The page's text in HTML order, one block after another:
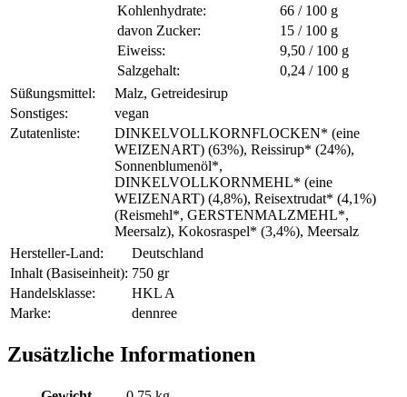
Kohlenhydrate:
66 / 100 g
davon Zucker:
15 / 100 g
Eiweiss:
9,50 / 100 g
Salzgehalt:
0,24 / 100 g
Süßungsmittel:
Malz, Getreidesirup
Sonstiges:
vegan
Zutatenliste:
DINKELVOLLKORNFLOCKEN* (eine
WEIZENART) (63%), Reissirup* (24%),
Sonnenblumenöl*,
DINKELVOLLKORNMEHL* (eine
WEIZENART) (4,8%), Reisextrudat* (4,1%)
(Reismehl*, GERSTENMALZMEHL*,
Meersalz), Kokosraspel* (3,4%), Meersalz
Hersteller-Land:
Deutschland
Inhalt (Basiseinheit): 750 gr
Handelsklasse:
HKL A
Marke:
dennree
Zusätzliche Informationen